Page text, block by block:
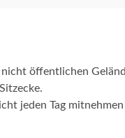
öffentlichen
jeden Tag